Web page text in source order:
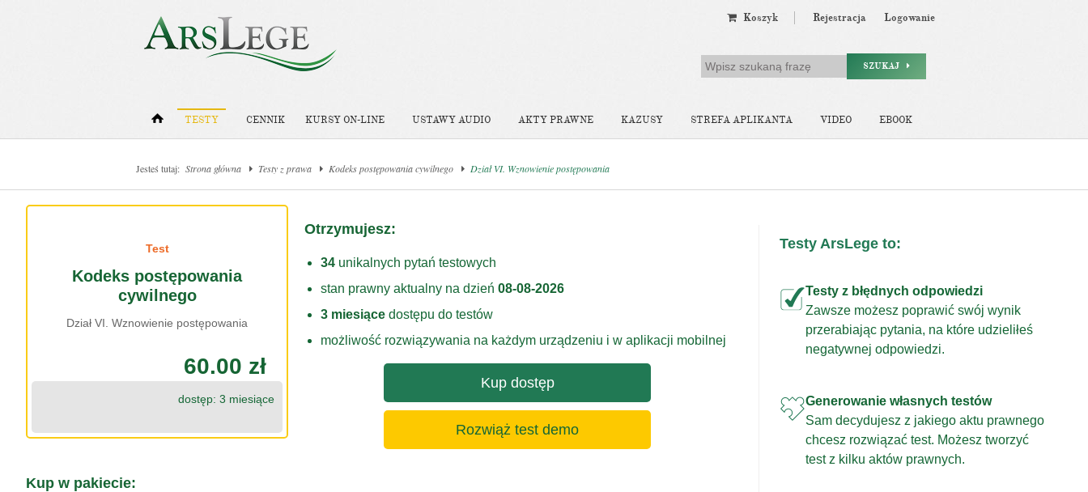
Koszyk Rejestracja Logowanie
SZUKAJ
TESTY CENNIK KURSY ON-LINE USTAWY AUDIO AKTY PRAWNE KAZUSY STREFA APLIKANTA VIDEO EBOOK
Jesteś tutaj: Strona główna Testy z prawa Kodeks postępowania cywilnego Dział VI. Wznowienie postępowania
Test
Kodeks postępowania
cywilnego
Dział VI. Wznowienie postępowania
60.00 zł
dostęp: 3 miesiące
Otrzymujesz:
34 unikalnych pytań testowych
stan prawny aktualny na dzień 08-08-2026
3 miesiące dostępu do testów
możliwość rozwiązywania na każdym urządzeniu i w aplikacji mobilnej
Kup dostęp
Rozwiąż test demo
Kup w pakiecie:
Testy ArsLege to:
Testy z błędnych odpowiedzi
Zawsze możesz poprawić swój wynik
przerabiając pytania, na które udzieliłeś
negatywnej odpowiedzi.
Generowanie własnych testów
Sam decydujesz z jakiego aktu prawnego
chcesz rozwiązać test. Możesz tworzyć
test z kilku aktów prawnych.